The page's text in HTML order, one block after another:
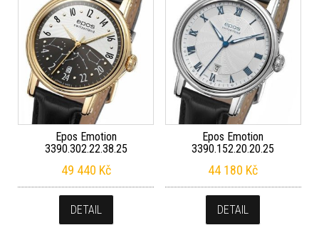
Epos Emotion
3390.302.22.38.25
49 440 Kč
DETAIL
Epos Emotion
3390.152.20.20.25
44 180 Kč
DETAIL